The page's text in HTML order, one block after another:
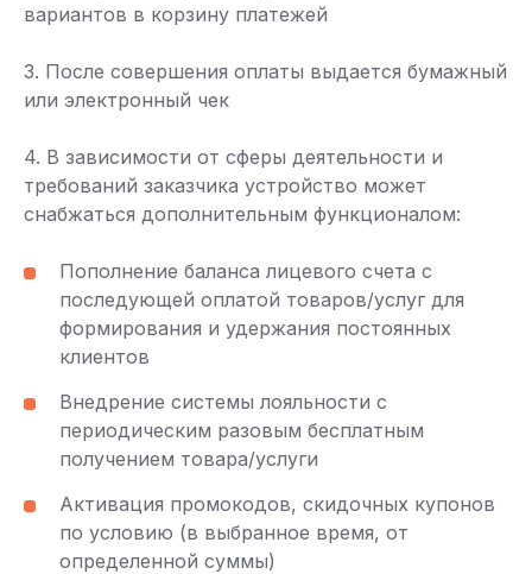
вариантов в корзину платежей
3. После совершения оплаты выдается бумажный
или электронный чек
4. В зависимости от сферы деятельности и
требований заказчика устройство может
снабжаться дополнительным функционалом:
Пополнение баланса лицевого счета с
последующей оплатой товаров/услуг для
формирования и удержания постоянных
клиентов
Внедрение системы лояльности с
периодическим разовым бесплатным
получением товара/услуги
Активация промокодов, скидочных купонов
по условию (в выбранное время, от
определенной суммы)